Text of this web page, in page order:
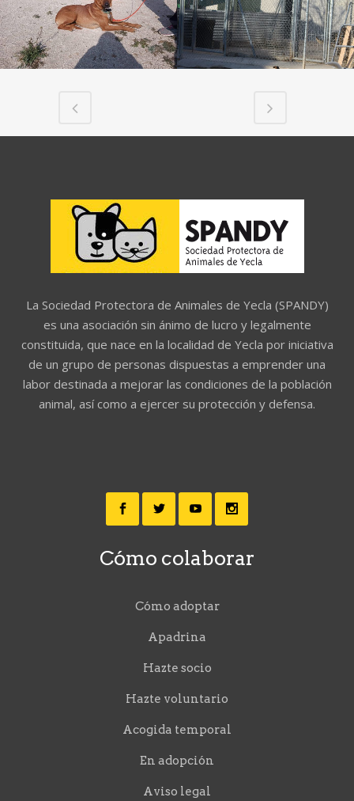
La Sociedad Protectora de Animales de Yecla (SPANDY)
es una asociación sin ánimo de lucro y legalmente
constituida, que nace en la localidad de Yecla por iniciativa
de un grupo de personas dispuestas a emprender una
labor destinada a mejorar las condiciones de la población
animal, así como a ejercer su protección y defensa.
Cómo colaborar
Cómo adoptar
Apadrina
Hazte socio
Hazte voluntario
Acogida temporal
En adopción
Aviso legal